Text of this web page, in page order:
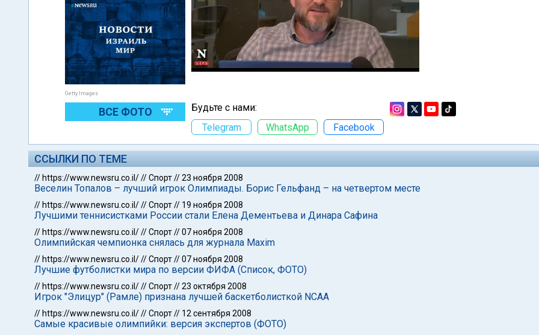
Getty Images
ВСЕ ФОТО
Будьте с нами:
Telegram
WhatsApp Facebook
ССЫЛКИ ПО ТЕМЕ
// https://www.newsru.co.il///Спорт//23 ноября 2008
Веселин Топалов – лучший игрок Олимпиады. Борис Гельфанд – на четвертом месте
// https://www.newsru.co.il///Спорт// 19 ноября 2008
Лучшими теннисистками России стали Елена Дементьева и Динара Сафина
// https://www.newsru.co.il///Спорт//07 ноября 2008
Олимпийская чемпионка снялась для журнала Maxim
// https://www.newsru.co.il///Спорт//07 ноября 2008
Лучшие футболистки мира по версии ФИФА (Список, ФОТО)
// https://www.newsru.co.il///Спорт//23 октября 2008
Игрок "Элицур" (Рамле) признана лучшей баскетболисткой NCAA
// https://www.newsru.co.il///Спорт// 12 сентября 2008
Самые красивые олимпийки: версия экспертов (ФОТО)